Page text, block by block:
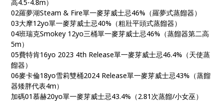
高4.5-4.8m）
02羅夢湖Steam & Fire單一麥芽威士忌46%（羅夢式蒸餾器）
03大摩12yo單一麥芽威士忌40%（粗壯平頭式蒸餾器）
04班瑞克Smokey 12yo三桶單一麥芽威士忌46%（蒸餾器第二高
5m）
05費特肯16yo 2023 4th Release單一麥芽威士忌46.4%（天使蒸
餾器）
06麥卡倫18yo雪莉雙桶2024 Release單一麥芽威士忌43%（蒸餾
器矮胖代表4m）
加碼01慕赫20yo單一麥芽威士忌43.4%（2.81次蒸餾/小女巫）